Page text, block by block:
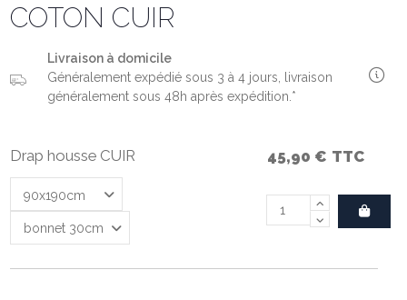
COTON CUIR
Livraison à domicile
Généralement expédié sous 3 à 4 jours, livraison
généralement sous 48h après expédition.*
Drap housse CUIR 45,90 € TTC